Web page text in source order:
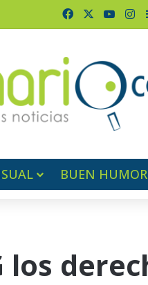
Facebook
BUEN HUMOR
los